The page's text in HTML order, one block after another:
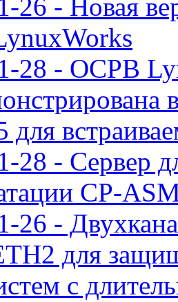
26 - Новая
28 - ОСРВ
для
28 - Сервер
CP-
26 -
для
с